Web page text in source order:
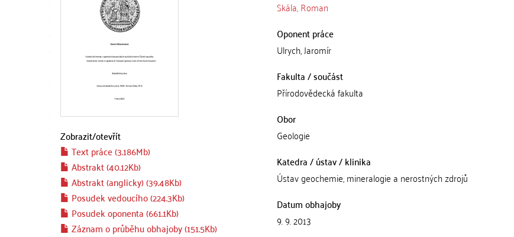
Zobrazit/otevřít
Text práce (3.186Mb)
Abstrakt (40.12Kb)
Abstrakt (anglicky) (39.48Kb)
Posudek vedoucího (224.3Kb)
Posudek oponenta (661.1Kb)
Záznam o průběhu obhajoby (151.5Kb)
Skála, Roman
Oponent práce
Ulrych, Jaromír
Fakulta / součást
Přírodovědecká fakulta
Obor
Geologie
Katedra / ústav / klinika
Ústav geochemie, mineralogie a nerostných zdrojů
Datum obhajoby
9. 9. 2013